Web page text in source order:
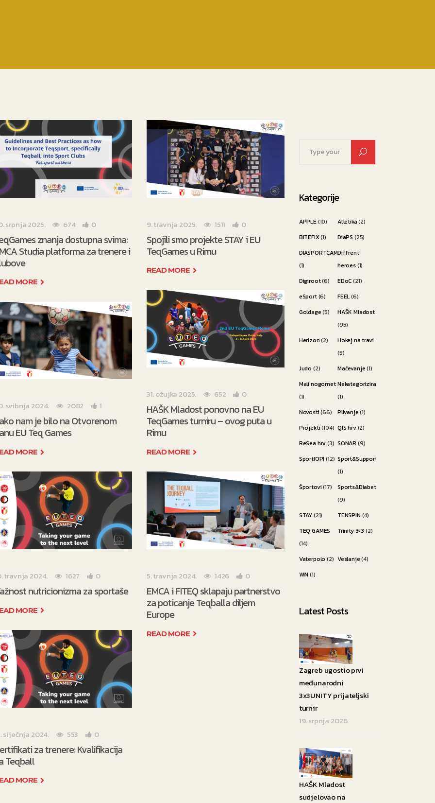
srpnja 2025. 674 0
znanja dostupna svima:
Studia platforma za trenere i
MORE
9. travnja 2025. 1511 0
Spojili smo projekte STAY i EU
TeqGames u Rimu
READ MORE
31. ožujka 2025. 652 0
HAŠK Mladost ponovno na EU
TeqGames turniru – ovog puta u
Rimu
READ MORE
svibnja 2024. 2082 1
nam je bilo na Otvorenom
EU Teq Games
MORE
travnja 2024. 1627 0
nutricionizma za sportaše
MORE
5. travnja 2024. 1426 0
EMCA i FITEQ sklapaju partnerstvo
za poticanje Teqballa diljem
Europe
READ MORE
siječnja 2024. 553 0
za trenere: Kvalifikacija
Teqball
MORE
Kategorije
APPLE(10) Atletika(2)
BITEFIX(1) DiaPS (25)
DIASPORTCAMP
(1)
Diffrent
heroes(1)
Digiroot(6) EDoC(21)
eSport(6) FEEL(6)
Goldage(5)
HAŠK Mladost
(95)
Herizon(2)
Hokej na travi
(5)
Judo (2) Mačevanje(1)
Mali nogomet
(1)
Nekategorizirano
(1)
Novosti(66) Plivanje(1)
Projekti(104) QIS hrv(2)
ReSea hrv(3) SONAR (9)
Sport!OP! (12) Sport&Support
(1)
Športovi(17)
Sports&Diabetes
(9)
STAY(21) TENSPIN (4)
TEQ GAMES
(14)
Trinity 3×3 (2)
Vaterpolo (2) Veslanje(4)
WiN (1)
Latest Posts
Zagreb ugostio prvi
međunarodni
3x3UNITY prijateljski
turnir
19. srpnja 2026.
HAŠK Mladost
sudjelovao na